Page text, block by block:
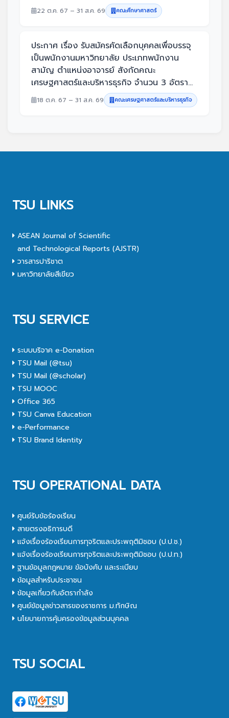
22 ต.ค. 67 – 31 ส.ค. 69 คณะศึกษาศาสตร์
ประกาศ เรื่อง รับสมัครคัดเลือกบุคคลเพื่อบรรจุ
เป็นพนักงานมหาวิทยาลัย ประเภทพนักงาน
สามัญ ตำแหน่งอาจารย์ สังกัดคณะ
เศรษฐศาสตร์และบริหารธุรกิจ จำนวน 3 อัตรา...
18 ต.ค. 67 – 31 ส.ค. 69 คณะเศรษฐศาสตร์และบริหารธุรกิจ
TSU LINKS
ASEAN Journal of Scientific
and Technological Reports (AJSTR)
วารสารปาริชาต
มหาวิทยาลัยสีเขียว
TSU SERVICE
ระบบบริจาค e-Donation
TSU Mail (@tsu)
TSU Mail (@scholar)
TSU MOOC
Office 365
TSU Canva Education
e-Performance
TSU Brand Identity
TSU OPERATIONAL DATA
ศูนย์รับข้อร้องเรียน
สายตรงอธิการบดี
แจ้งเรื่องร้องเรียนการทุจริตและประพฤติมิชอบ (ป.ป.ช.)
แจ้งเรื่องร้องเรียนการทุจริตและประพฤติมิชอบ (ป.ป.ท.)
ฐานข้อมูลกฎหมาย ข้อบังคับ และระเบียบ
ข้อมูลสำหรับประชาชน
ข้อมูลเกี่ยวกับอัตรากำลัง
ศูนย์ข้อมูลข่าวสารของราชการ ม.ทักษิณ
นโยบายการคุ้มครองข้อมูลส่วนบุคคล
TSU SOCIAL